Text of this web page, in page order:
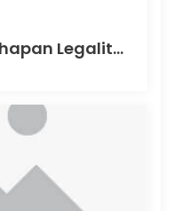
KRK Lahan Industri: Tahapan Legalitas Penting Sebelum Memulai Aktivitas Industri di Indonesia